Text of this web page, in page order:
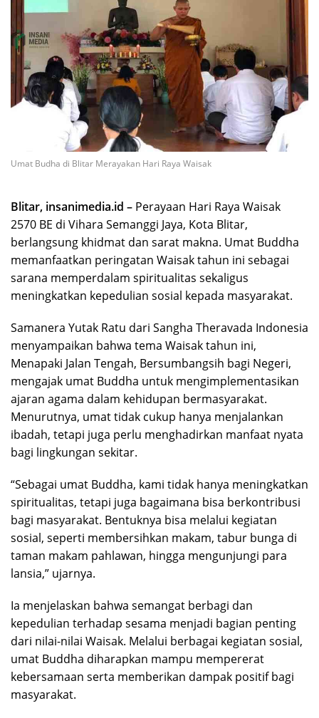
Umat Budha di Blitar Merayakan Hari Raya Waisak
Blitar, insanimedia.id – Perayaan Hari Raya Waisak
2570 BE di Vihara Semanggi Jaya, Kota Blitar,
berlangsung khidmat dan sarat makna. Umat Buddha
memanfaatkan peringatan Waisak tahun ini sebagai
sarana memperdalam spiritualitas sekaligus
meningkatkan kepedulian sosial kepada masyarakat.
Samanera Yutak Ratu dari Sangha Theravada Indonesia
menyampaikan bahwa tema Waisak tahun ini,
Menapaki Jalan Tengah, Bersumbangsih bagi Negeri,
mengajak umat Buddha untuk mengimplementasikan
ajaran agama dalam kehidupan bermasyarakat.
Menurutnya, umat tidak cukup hanya menjalankan
ibadah, tetapi juga perlu menghadirkan manfaat nyata
bagi lingkungan sekitar.
“Sebagai umat Buddha, kami tidak hanya meningkatkan
spiritualitas, tetapi juga bagaimana bisa berkontribusi
bagi masyarakat. Bentuknya bisa melalui kegiatan
sosial, seperti membersihkan makam, tabur bunga di
taman makam pahlawan, hingga mengunjungi para
lansia,” ujarnya.
Ia menjelaskan bahwa semangat berbagi dan
kepedulian terhadap sesama menjadi bagian penting
dari nilai-nilai Waisak. Melalui berbagai kegiatan sosial,
umat Buddha diharapkan mampu mempererat
kebersamaan serta memberikan dampak positif bagi
masyarakat.